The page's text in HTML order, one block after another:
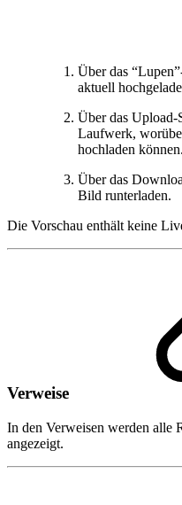
Über das
aktuell
Über das
Laufwerk,
hochladen können.
Über das
Bild runterladen.
Die Vorschau enthält keine
Verweise
In den Verweisen werden alle
angezeigt.